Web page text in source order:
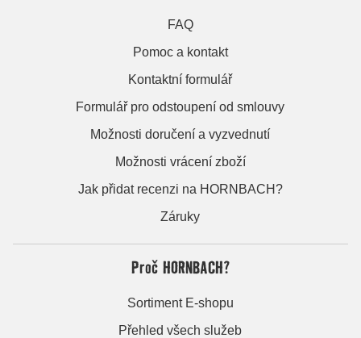
FAQ
Pomoc a kontakt
Kontaktní formulář
Formulář pro odstoupení od smlouvy
Možnosti doručení a vyzvednutí
Možnosti vrácení zboží
Jak přidat recenzi na HORNBACH?
Záruky
Proč HORNBACH?
Sortiment E-shopu
Přehled všech služeb